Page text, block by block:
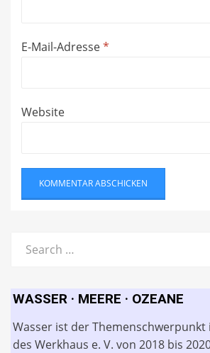
E-Mail-Adresse*
Website
for:
WASSER · MEERE · OZEANE
Wasser ist der Themenschwerpunkt
des Werkhaus e. V. von 2018 bis